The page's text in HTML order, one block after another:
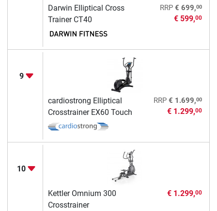
Darwin Elliptical Cross
Trainer CT40
RRP € 699,00
€ 599,00
9
cardiostrong Elliptical
Crosstrainer EX60 Touch
RRP € 1.699,00
€ 1.299,00
10
Kettler Omnium 300
Crosstrainer
€ 1.299,00